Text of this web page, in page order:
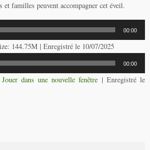
et familles peuvent accompagner cet éveil.
00:00
144.75M | Enregistré le 10/07/2025
00:00
Jouer dans une nouvelle fenêtre | Enregistré le